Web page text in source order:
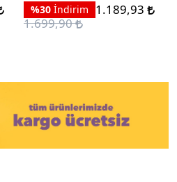
%30 İndirim
1.189,93
1.699,90